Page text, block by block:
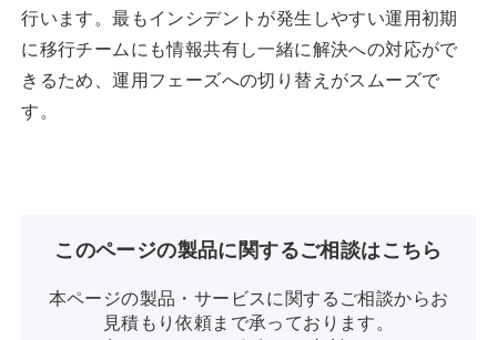
行います。最もインシデントが発生しやすい運用初期
に移行チームにも情報共有し一緒に解決への対応がで
きるため、運用フェーズへの切り替えがスムーズで
す。
このページの製品に関するご相談はこちら
本ページの製品・サービスに関するご相談からお
見積もり依頼まで承っております。